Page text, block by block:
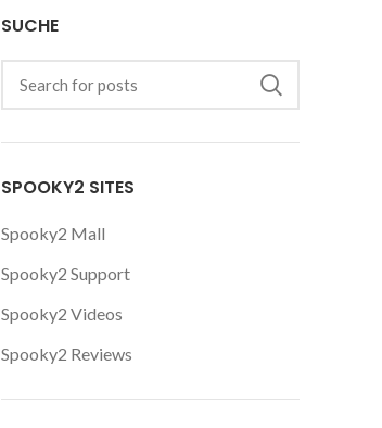
SUCHE
SPOOKY2 SITES
Spooky2 Mall
Spooky2 Support
Spooky2 Videos
Spooky2 Reviews